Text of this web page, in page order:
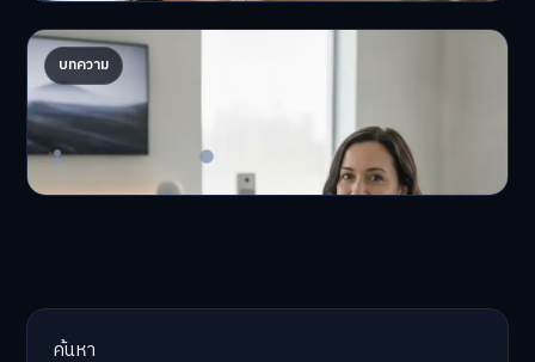
บทความ
AI จัดพอร์ตให้ปัง! เทรนด์ลงทุนยุคใหม่ ไม่ต้องเฝ้า
จอ
AI จัดพอร์ตให้ปัง! หมด…
Master Bussiness 23 มิถุนายน 2026
ค้นหา